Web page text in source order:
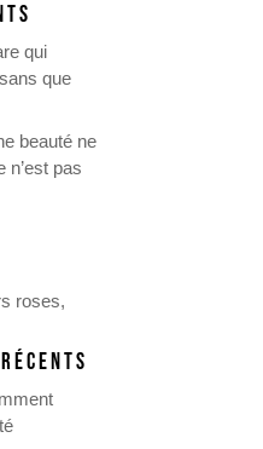
qui
que
beauté ne
n’est pas
roses,